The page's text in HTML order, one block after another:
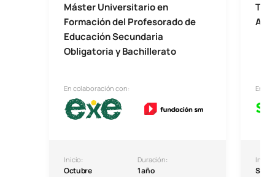
Máster Universitario en
Formación del Profesorado de
Educación Secundaria
Obligatoria y Bachillerato
En colaboración con:
Inicio:
Octubre
Duración:
1 año
En
Inicio: